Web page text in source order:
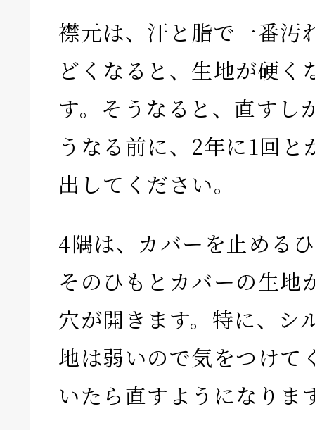
襟元は、汗と脂で一番汚
どくなると、生地が硬く
す。そうなると、直すし
うなる前に、2年に1回
出してください。
4隅は、カバーを止める
そのひもとカバーの生地
穴が開きます。特に、シ
地は弱いので気をつけて
いたら直すようになりま